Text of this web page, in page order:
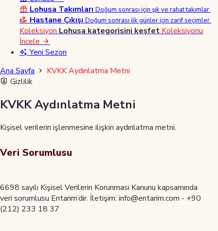
Lohusa Takımları Doğum sonrası için şık ve rahat takımlar.
Hastane Çıkışı Doğum sonrası ilk günler için zarif seçimler.
Koleksiyon Lohusa kategorisini keşfet Koleksiyonu
İncele
Yeni Sezon
Ana Sayfa
KVKK Aydınlatma Metni
Gizlilik
KVKK Aydınlatma Metni
Kişisel verilerin işlenmesine ilişkin aydınlatma metni.
Veri Sorumlusu
6698 sayılı Kişisel Verilerin Korunması Kanunu kapsamında
veri sorumlusu Entarim’dir. İletişim: info@entarim.com - +90
(212) 233 18 37